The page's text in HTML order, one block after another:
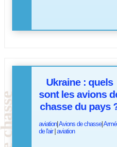
Ukraine : quels
sont les avions
chasse du pays
aviation| Avions de chasse|
de l'air| aviation